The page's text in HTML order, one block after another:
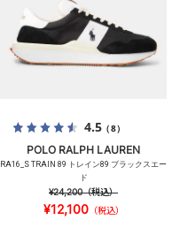
4.5（8）
POLO RALPH LAUREN
RA16_S TRAIN 89 トレイン89 ブラックスエー
ド
¥24,200（税込）
¥12,100（税込）